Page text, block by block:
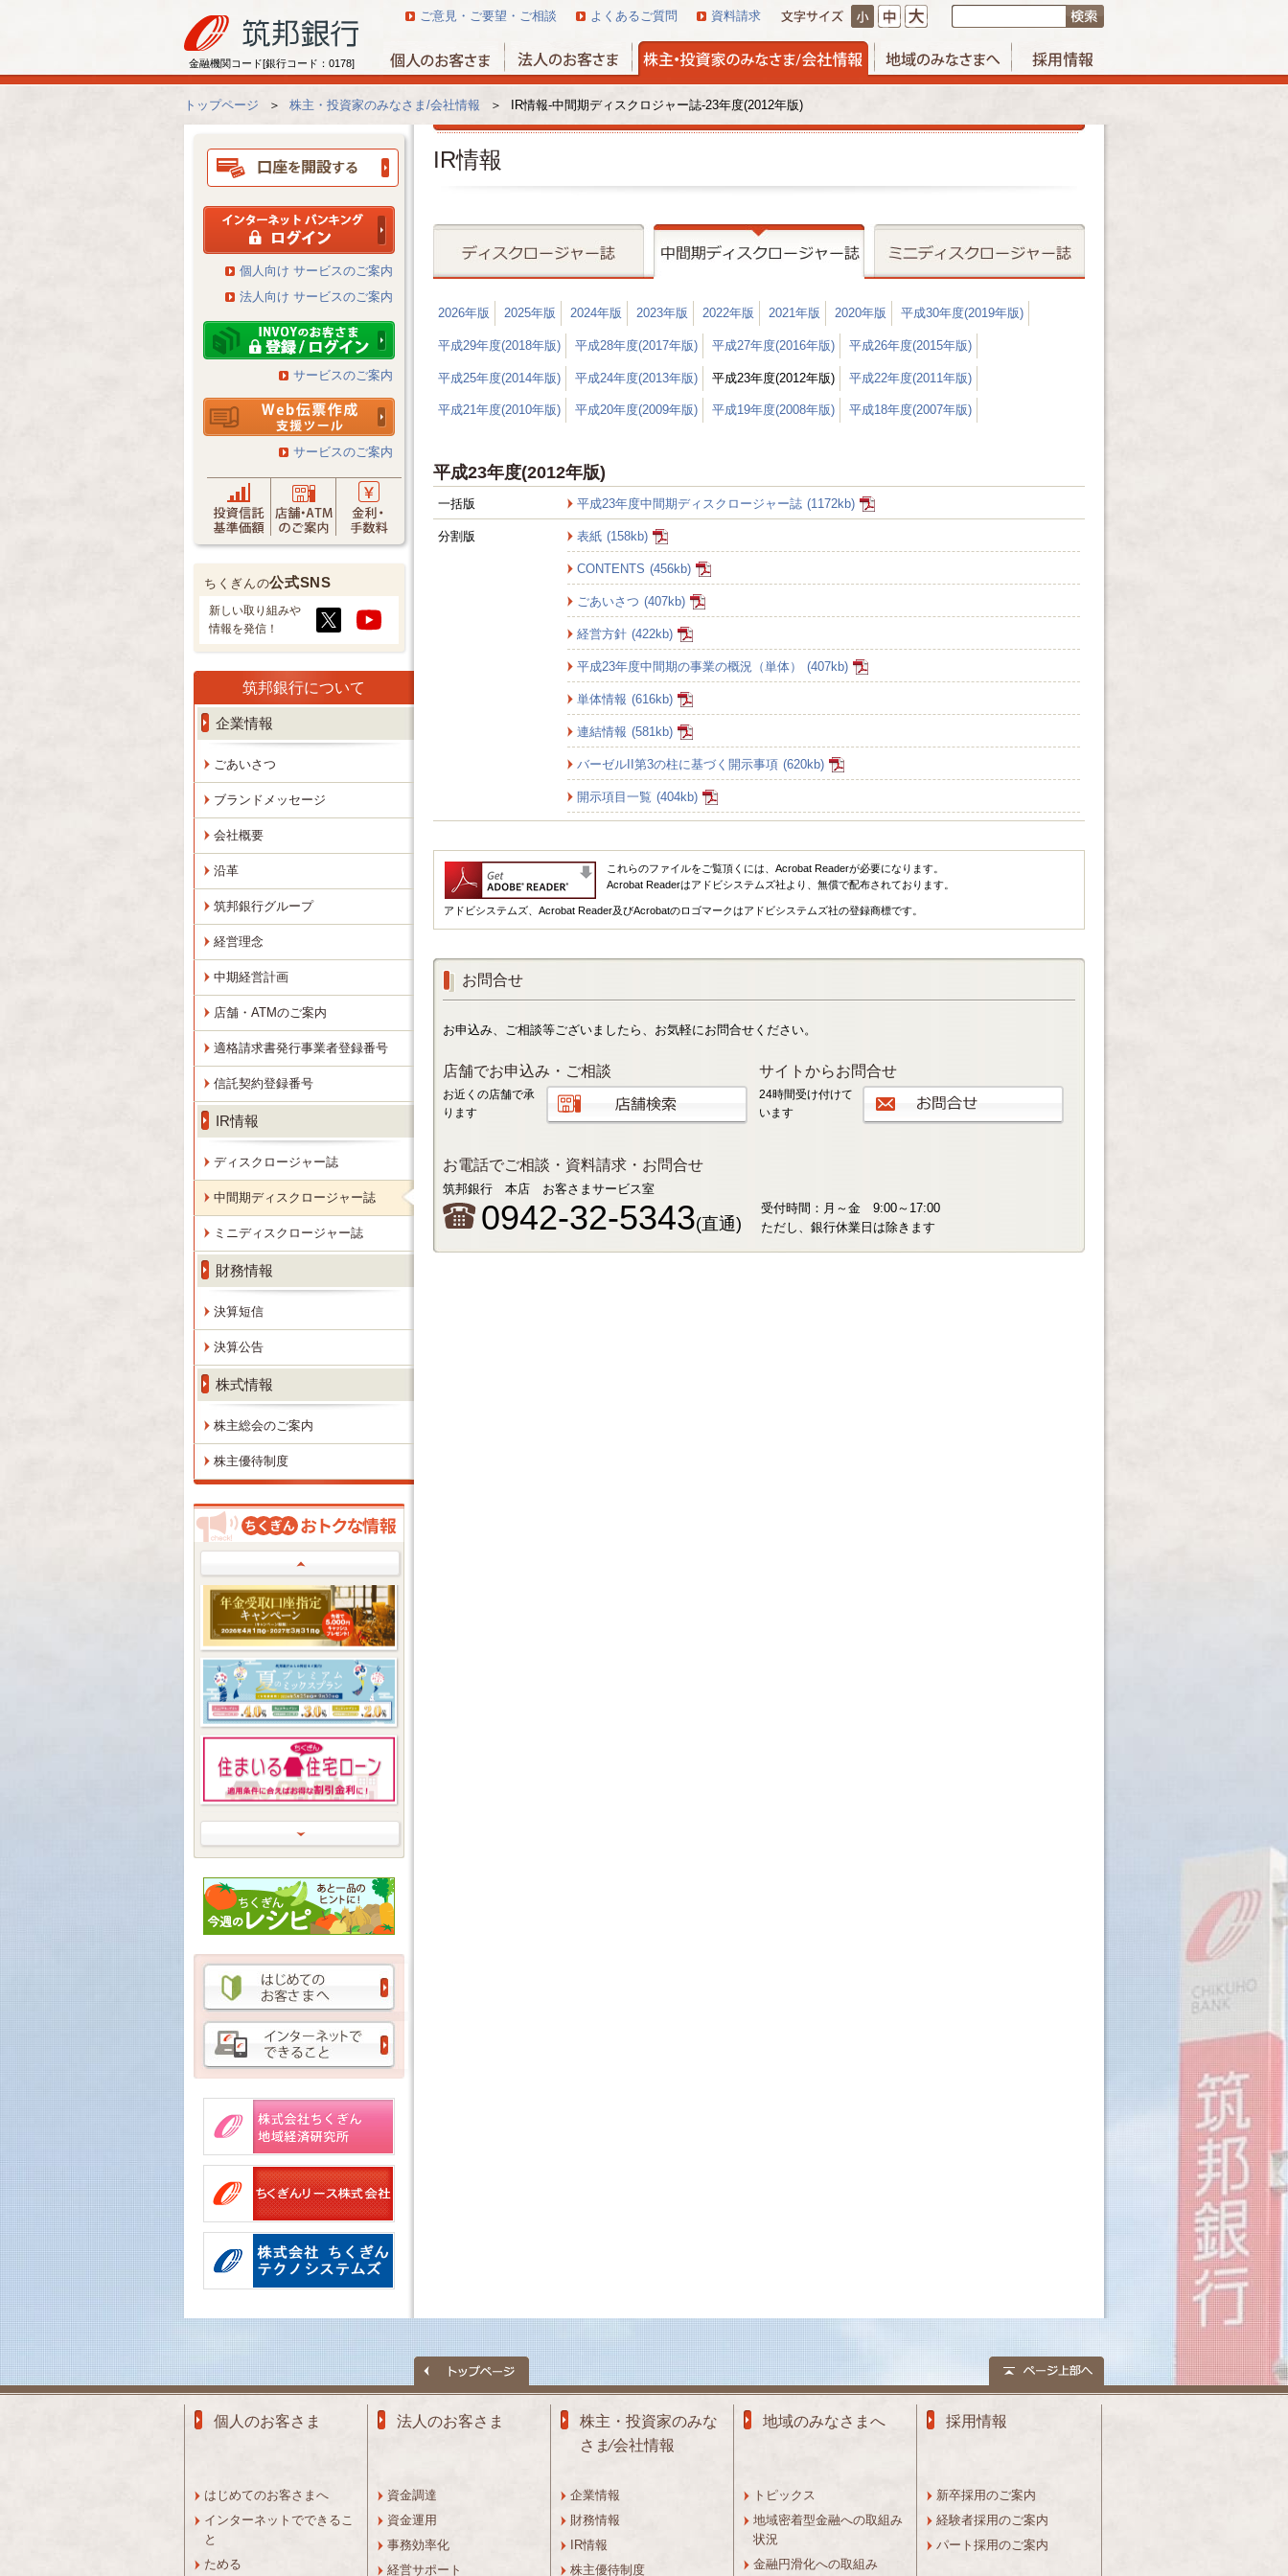
金融機関コード[銀行コード：0178]
資料請求
よくあるご質問
ご意見・ご要望・ご相談
トップページ ＞ 株主・投資家のみなさま/会社情報 ＞ IR情報-中間期ディスクロジャー誌-23年度(2012年版)
個人向け サービスのご案内
法人向け サービスのご案内
サービスのご案内
サービスのご案内
ちくぎんの公式SNS
新しい取り組みや
情報を発信！
筑邦銀行について
企業情報
ごあいさつ
ブランドメッセージ
会社概要
沿革
筑邦銀行グループ
経営理念
中期経営計画
店舗・ATMのご案内
適格請求書発行事業者登録番号
信託契約登録番号
IR情報
ディスクロージャー誌
中間期ディスクロージャー誌
ミニディスクロージャー誌
財務情報
決算短信
決算公告
株式情報
株主総会のご案内
株主優待制度
IR情報
2026年版 2025年版 2024年版 2023年版 2022年版 2021年版 2020年版 平成30年度(2019年版)
平成29年度(2018年版) 平成28年度(2017年版) 平成27年度(2016年版) 平成26年度(2015年版)
平成25年度(2014年版) 平成24年度(2013年版) 平成23年度(2012年版) 平成22年度(2011年版)
平成21年度(2010年版) 平成20年度(2009年版) 平成19年度(2008年版) 平成18年度(2007年版)
平成23年度(2012年版)
一括版 平成23年度中間期ディスクロージャー誌 (1172kb)
分割版 表紙 (158kb)
CONTENTS (456kb)
ごあいさつ (407kb)
経営方針 (422kb)
平成23年度中間期の事業の概況（単体） (407kb)
単体情報 (616kb)
連結情報 (581kb)
バーゼルII第3の柱に基づく開示事項 (620kb)
開示項目一覧 (404kb)
これらのファイルをご覧頂くには、Acrobat Readerが必要になります。
Acrobat Readerはアドビシステムズ社より、無償で配布されております。
アドビシステムズ、Acrobat Reader及びAcrobatのロゴマークはアドビシステムズ社の登録商標です。
お問合せ
お申込み、ご相談等ございましたら、お気軽にお問合せください。
店舗でお申込み・ご相談
お近くの店舗で承
ります
サイトからお問合せ
24時間受け付けて
います
お電話でご相談・資料請求・お問合せ
筑邦銀行 本店 お客さまサービス室
0942-32-5343(直通)
受付時間：月～金 9:00～17:00
ただし、銀行休業日は除きます
個人のお客さま
はじめてのお客さまへ
インターネットでできるこ
と
ためる
法人のお客さま
資金調達
資金運用
事務効率化
経営サポート
株主・投資家のみな
さま⁄会社情報
企業情報
財務情報
IR情報
株主優待制度
地域のみなさまへ
トピックス
地域密着型金融への取組み
状況
金融円滑化への取組み
採用情報
新卒採用のご案内
経験者採用のご案内
パート採用のご案内